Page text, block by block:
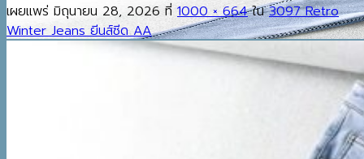
เผยแพร่ มิถุนายน 28, 2026 ที่ 1000 × 664ใน3097 Retro
Winter Jeans ยีนส์ซีด AA